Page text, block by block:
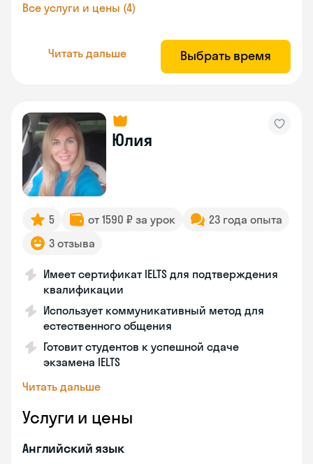
Все услуги и цены (4)
Читать дальше Выбрать время
Юлия
5 от 1590 ₽ за урок
23 года опыта
3 отзыва
Имеет сертификат IELTS для подтверждения
квалификации
Использует коммуникативный метод для
естественного общения
Готовит студентов к успешной сдаче
экзамена IELTS
Читать дальше
Услуги и цены
Английский язык